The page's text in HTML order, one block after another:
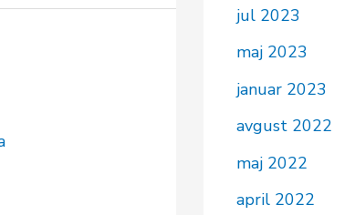
jul 2023
maj 2023
januar 2023
avgust 2022
maj 2022
april 2022